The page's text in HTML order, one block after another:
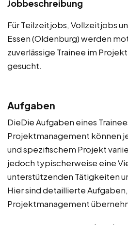
Jobbeschreibung
Für Teilzeitjobs, Vollzeitjobs
Essen (Oldenburg) werden
zuverlässige Trainee im
gesucht.
Aufgaben
DieDie Aufgaben eines
Projektmanagement können
und spezifischem Projekt
jedoch typischerweise eine
unterstützenden Tätigkeiten
Hier sind detaillierte
Projektmanagement